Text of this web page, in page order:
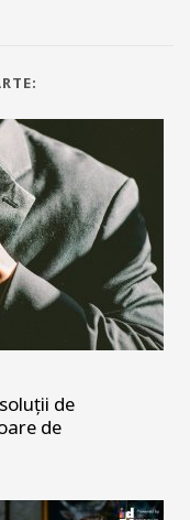
de
de